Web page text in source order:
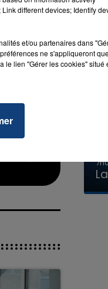
2023,
different devices; Identify
et/ou partenaires dans
ne s'appliqueront
le lien "Gérer les cookies" situé